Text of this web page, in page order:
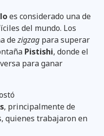
es considerado una de
del mundo. Los
dezigzag para superar
Pistishi, donde el
para ganar
, principalmente de
quienes trabajaron en